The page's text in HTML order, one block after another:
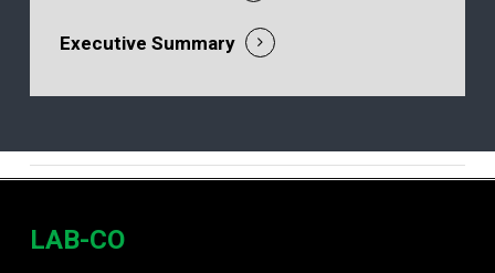
Executive Summary
LAB-CO